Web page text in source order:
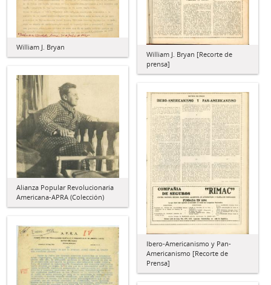
William J. Bryan [Recorte de
prensa]
William J. Bryan
Alianza Popular Revolucionaria
Americana-APRA (Colección)
Ibero-Americanismo y Pan-
Americanismo [Recorte de
Prensa]